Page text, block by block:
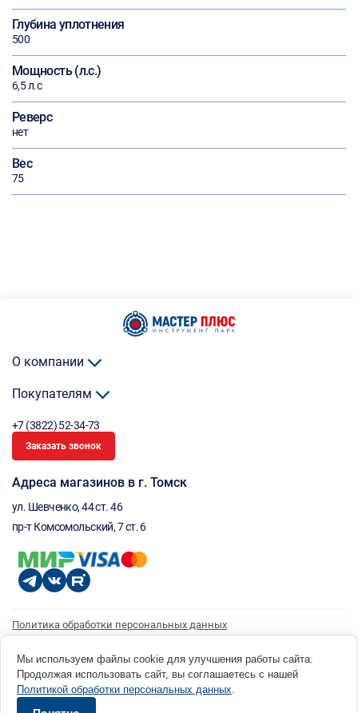
Глубина уплотнения
500
Мощность (л.с.)
6,5 л.с
Реверс
нет
Вес
75
О компании
Покупателям
+7 (3822) 52-34-73
Заказать звонок
Адреса магазинов в г. Томск
ул. Шевченко, 44 ст. 46
пр-т Комсомольский, 7 ст. 6
Политика обработки персональных данных
Согласие на получение рассылки
© 1996 - 2026 инструмент парк «Мастер Плюс» Россия, г. Томск, ул. Шевченко, 44 ст. 46, (3822) 52-34-
73 okp@masterplus.tomsk.ru ИП Брусницын Д.Н. ИНН 701700002741
Мы используем файлы cookie для улучшения работы сайта.
Продолжая использовать сайт, вы соглашаетесь с нашей
Политикой обработки персональных данных.